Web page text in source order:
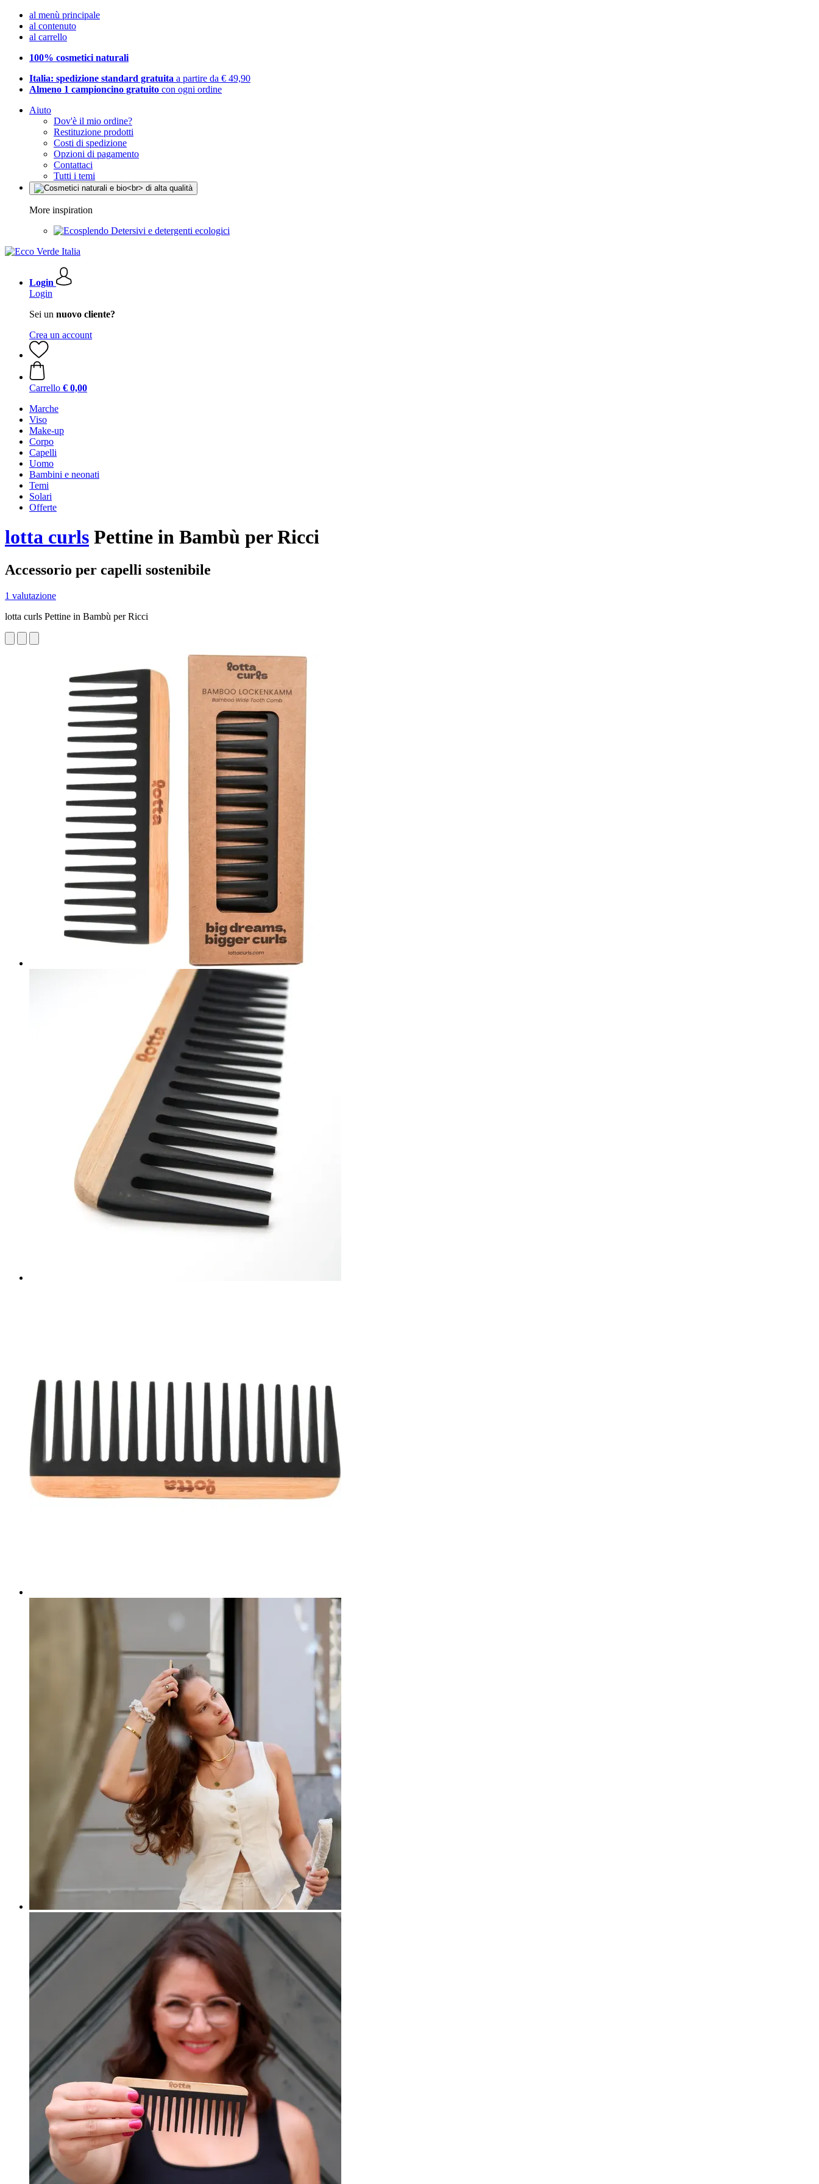
al menù principale
al contenuto
al carrello
100% cosmetici naturali
Italia: spedizione standard gratuita a partire da € 49,90
Almeno 1 campioncino gratuito con ogni ordine
Aiuto
Dov'è il mio ordine?
Restituzione prodotti
Costi di spedizione
Opzioni di pagamento
Contattaci
Tutti i temi
More inspiration
Detersivi e detergenti ecologici
Login
Login
Sei un nuovo cliente?
Crea un account
Carrello € 0,00
Marche
Viso
Make-up
Corpo
Capelli
Uomo
Bambini e neonati
Temi
Solari
Offerte
lotta curls Pettine in Bambù per Ricci
Accessorio per capelli sostenibile
1 valutazione
lotta curls Pettine in Bambù per Ricci